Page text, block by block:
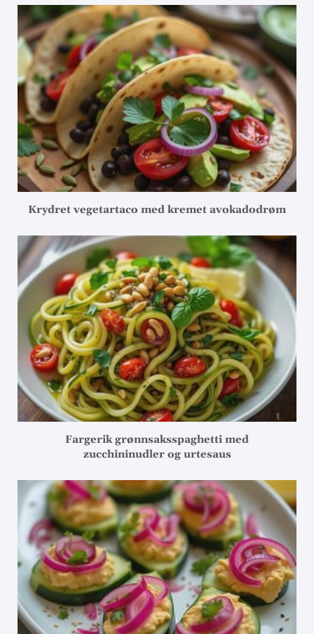
Krydret vegetartaco med kremet avokadodrøm
Fargerik grønnsaksspaghetti med
zucchininudler og urtesaus